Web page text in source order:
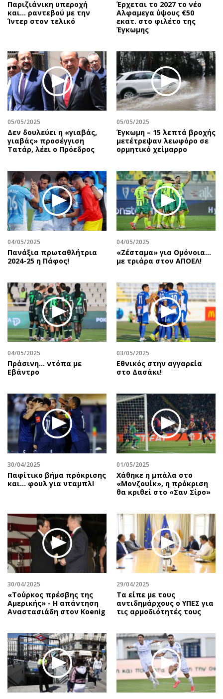
Παριζιάνικη υπεροχή
και... ραντεβού με την
Ίντερ στον τελικό
Έρχεται το 2027 το νέο
Aλφαμεγα ύψους €50
εκατ. στο φιλέτο της
Έγκωμης
05/05/2025
Δεν δουλεύει η «γιαβάς,
γιαβάς» προσέγγιση
Τατάρ, λέει ο Πρόεδρος
05/05/2025
Έγκωμη – 15 λεπτά βροχής
μετέτρεψαν λεωφόρο σε
ορμητικό χείμαρρο
04/05/2025
Πανάξια πρωταθλήτρια
2024-25 η Πάφος!
04/05/2025
«Ζέσταμα» για Ομόνοια…
με τριάρα στον ΑΠΟΕΛ!
04/05/2025
Πράσινη... ντόπα με
Εβάντρο
03/05/2025
Εθνικός στην αγγαρεία
στο Δασάκι!
30/04/2025
Παφίτικο βήμα πρόκρισης
και… φουλ για νταμπλ!
01/05/2025
Χάθηκε η μπάλα στο
«Μονζουίκ», η πρόκριση
θα κριθεί στο «Σαν Σίρο»
30/04/2025
«Τούρκος πρέσβης της
Αμερικής» - Η απάντηση
Αναστασιάδη στον Koenig
29/04/2025
Τα είπε με τους
αντιδημάρχους ο ΥΠΕΣ για
τις αρμοδιότητές τους